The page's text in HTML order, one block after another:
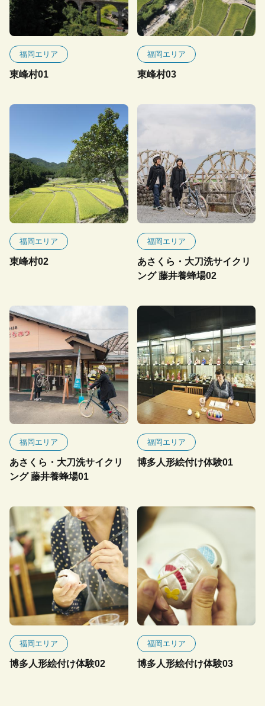
福岡エリア
東峰村01
福岡エリア
東峰村03
福岡エリア
東峰村02
福岡エリア
あさくら・大刀洗サイクリ
ング 藤井養蜂場02
福岡エリア
あさくら・大刀洗サイクリ
ング 藤井養蜂場01
福岡エリア
博多人形絵付け体験01
福岡エリア
博多人形絵付け体験02
福岡エリア
博多人形絵付け体験03